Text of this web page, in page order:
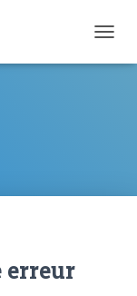
LA
erreur